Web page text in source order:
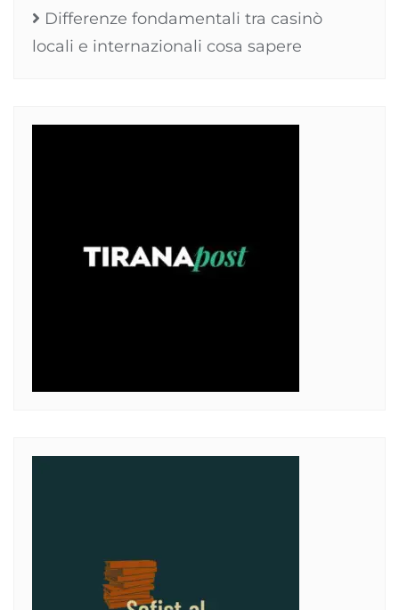
Differenze fondamentali tra casinò
locali e internazionali cosa sapere